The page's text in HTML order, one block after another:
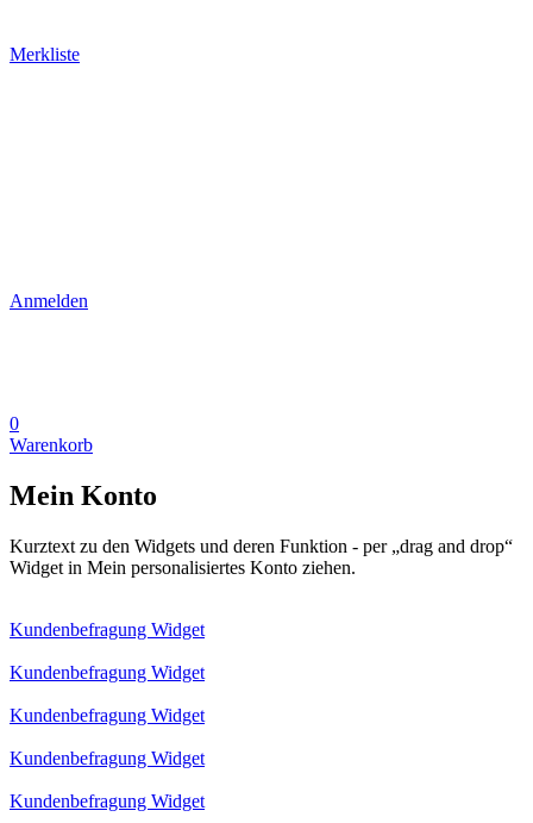
Merkliste
Anmelden
0
Warenkorb
Mein Konto
Kurztext zu den Widgets und deren Funktion - per „drag and drop“
Widget in Mein personalisiertes Konto ziehen.
Kundenbefragung Widget
Kundenbefragung Widget
Kundenbefragung Widget
Kundenbefragung Widget
Kundenbefragung Widget